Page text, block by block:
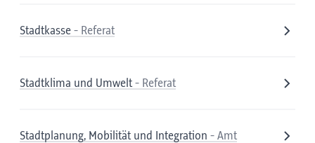
Stadtkasse - Referat
Stadtklima und Umwelt- Referat
Stadtplanung, Mobilität und Integration - Amt